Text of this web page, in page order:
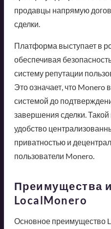
продавцы напрямую
сделки.
Платформа выступает в
обеспечивая
систему репутации
Это означает, что Monero
системой до
завершения сделки. Такой
удобство
приватностью и
пользователи Monero.
Преимущества
LocalMonero
Основное преимущество